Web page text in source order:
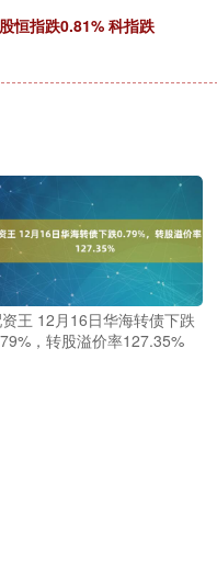
恒指跌0.81% 科指跌
王 12月16日华海转债下跌
，转股溢价率127.35%